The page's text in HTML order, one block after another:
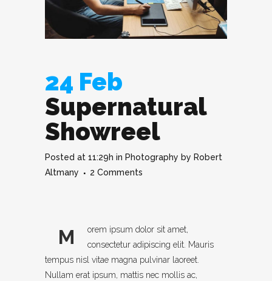
24 Feb
Supernatural
Showreel
Posted at 11:29h in Photography by Robert
Altmany
2 Comments
M
orem ipsum dolor sit amet,
consectetur adipiscing elit. Mauris
tempus nisl vitae magna pulvinar laoreet.
Nullam erat ipsum, mattis nec mollis ac,